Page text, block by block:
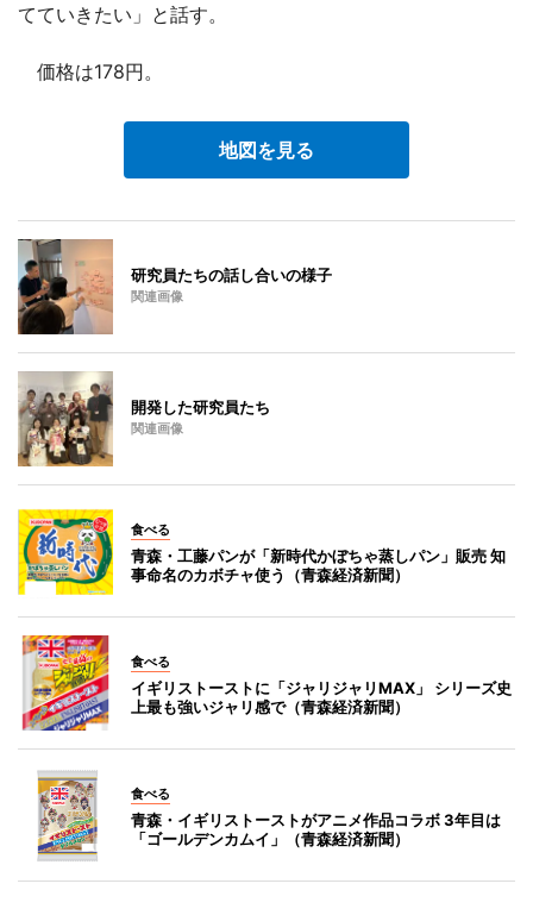
てていきたい」と話す。
価格は178円。
地図を見る
研究員たちの話し合いの様子
関連画像
開発した研究員たち
関連画像
食べる
青森・工藤パンが「新時代かぼちゃ蒸しパン」販売 知
事命名のカボチャ使う（青森経済新聞）
食べる
イギリストーストに「ジャリジャリMAX」 シリーズ史
上最も強いジャリ感で（青森経済新聞）
食べる
青森・イギリストーストがアニメ作品コラボ 3年目は
「ゴールデンカムイ」（青森経済新聞）